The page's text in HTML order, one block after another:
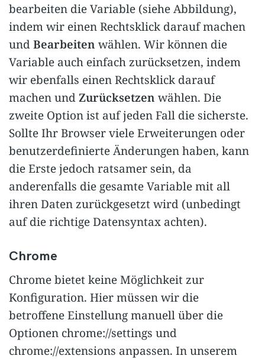
bearbeiten die Variable (siehe Abbildung),
indem wir einen Rechtsklick darauf machen
undBearbeiten wählen. Wir können die
Variable auch einfach zurücksetzen, indem
wir ebenfalls einen Rechtsklick darauf
machen undZurücksetzen wählen. Die
zweite Option ist auf jeden Fall die sicherste.
Sollte Ihr Browser viele Erweiterungen oder
benutzerdefinierte Änderungen haben, kann
die Erste jedoch ratsamer sein, da
anderenfalls die gesamte Variable mit all
ihren Daten zurückgesetzt wird (unbedingt
auf die richtige Datensyntax achten).
Chrome
Chrome bietet keine Möglichkeit zur
Konfiguration. Hier müssen wir die
betroffene Einstellung manuell über die
Optionen chrome://settings und
chrome://extensions anpassen. In unserem